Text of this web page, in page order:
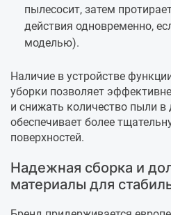
пылесосит, затем
действия одновременно,
моделью).
Наличие в устройстве
уборки позволяет
и снижать количество пыли в
обеспечивает более
поверхностей.
Надежная сборка и
материалы для